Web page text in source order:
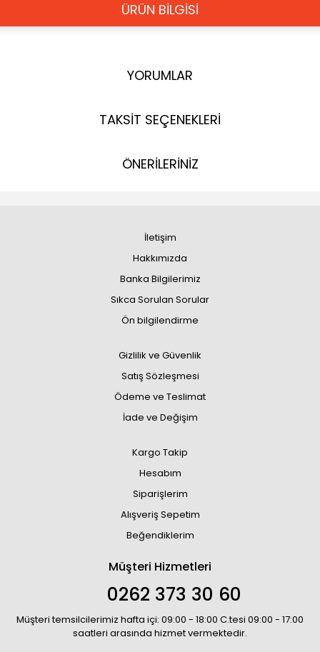
ÜRÜN BİLGİSİ
YORUMLAR
TAKSİT SEÇENEKLERİ
ÖNERİLERİNİZ
İletişim
Hakkımızda
Banka Bilgilerimiz
Sıkca Sorulan Sorular
Ön bilgilendirme
Gizlilik ve Güvenlik
Satış Sözleşmesi
Ödeme ve Teslimat
İade ve Değişim
Kargo Takip
Hesabım
Siparişlerim
Alışveriş Sepetim
Beğendiklerim
Müşteri Hizmetleri
0262 373 30 60
Müşteri temsilcilerimiz hafta içi: 09:00 - 18:00 C.tesi 09:00 - 17:00
saatleri arasında hizmet vermektedir.